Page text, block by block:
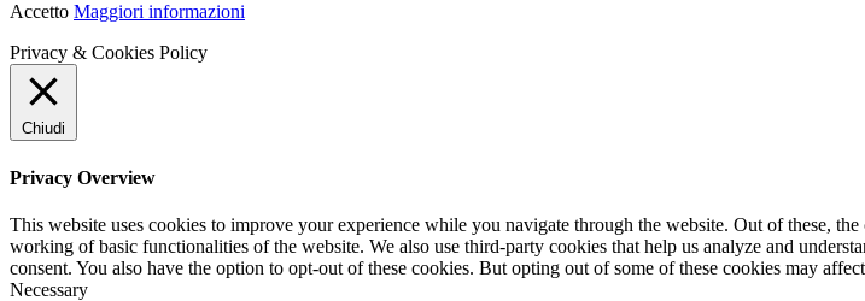
Accetto Maggiori informazioni
Privacy & Cookies Policy
Chiudi
Privacy Overview
This website uses cookies to improve your experience while you navigate through the website. Out of these,
working of basic functionalities of the website. We also use third-party cookies that help us analyze and
consent. You also have the option to opt-out of these cookies. But opting out of some of these cookies may
Necessary